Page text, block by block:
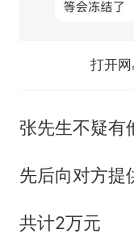
打开
张先生不疑有
先后向对方提
共计2万元